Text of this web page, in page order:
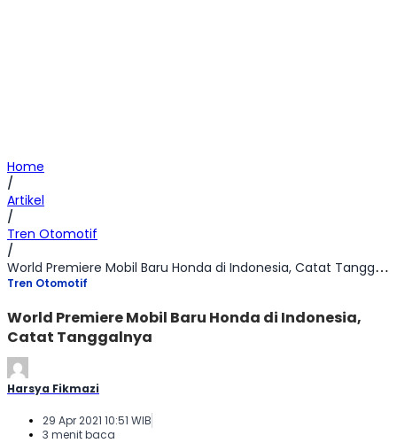
Home
/
Artikel
/
Tren Otomotif
/
World Premiere Mobil Baru Honda di Indonesia, Catat Tanggalnya
Tren Otomotif
World Premiere Mobil Baru Honda di Indonesia,
Catat Tanggalnya
Harsya Fikmazi
29 Apr 2021 10:51 WIB
3 menit baca